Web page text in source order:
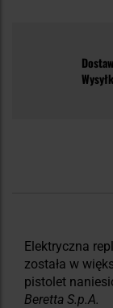
Elektryczna
została w
pistolet
Beretta S.p.A.